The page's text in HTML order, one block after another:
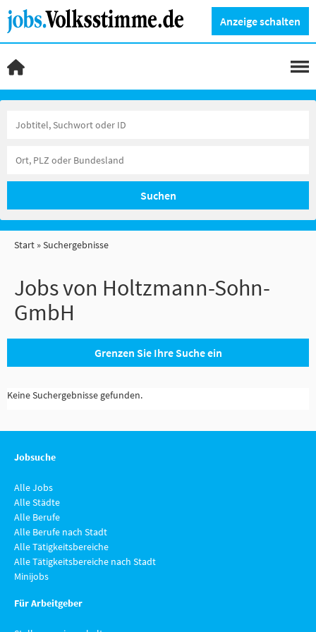
Anzeige schalten
Suchen
Start Suchergebnisse
Jobs von Holtzmann-Sohn-
GmbH
Grenzen Sie Ihre Suche ein
Keine Suchergebnisse gefunden.
Jobsuche
Alle Jobs
Alle Städte
Alle Berufe
Alle Berufe nach Stadt
Alle Tätigkeitsbereiche
Alle Tätigkeitsbereiche nach Stadt
Minijobs
Für Arbeitgeber